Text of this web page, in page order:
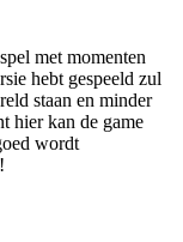
met momenten
hebt gespeeld zul
staan en minder
hier kan de game
wordt